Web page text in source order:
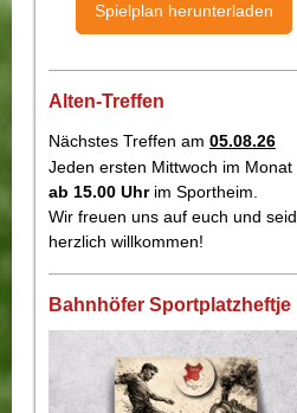
Spielplan herunterladen
Alten-Treffen
Nächstes Treffen am 05.08.26
Jeden ersten Mittwoch im Monat
ab 15.00 Uhrim Sportheim.
Wir freuen uns auf euch und seid
herzlich willkommen!
Bahnhöfer Sportplatzheftje